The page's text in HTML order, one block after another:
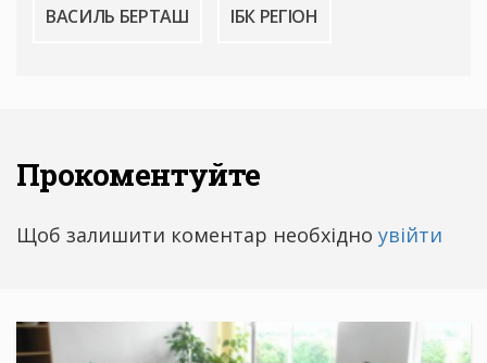
ВАСИЛЬ БЕРТАШ ІБК РЕГІОН
Прокоментуйте
Щоб залишити коментар необхідно увійти